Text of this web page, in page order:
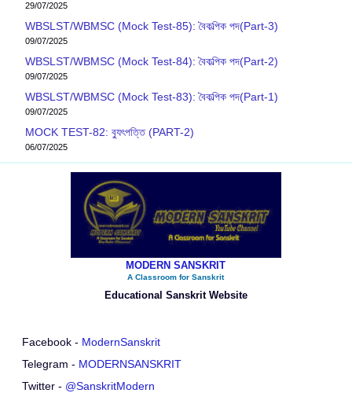
29/07/2025
WBSLST/WBMSC (Mock Test-85): বৈকল্পিক পদ(Part-3)
09/07/2025
WBSLST/WBMSC (Mock Test-84): বৈকল্পিক পদ(Part-2)
09/07/2025
WBSLST/WBMSC (Mock Test-83): বৈকল্পিক পদ(Part-1)
09/07/2025
MOCK TEST-82: ব‍্যুৎপত্তি (PART-2)
06/07/2025
MODERN SANSKRIT
A Classroom for Sanskrit
Educational Sanskrit Website
Facebook - ModernSanskrit
Telegram - MODERNSANSKRIT
Twitter - @SanskritModern